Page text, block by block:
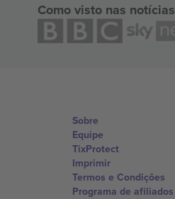
Como visto nas notícias
Sobre
Equipe
TixProtect
Imprimir
Termos e Condições
Programa de afiliados